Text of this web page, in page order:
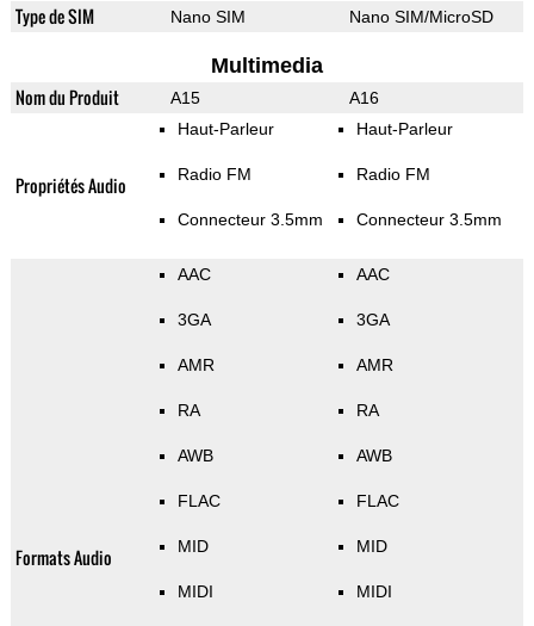
Type de SIM Nano SIM Nano SIM/MicroSD
Multimedia
Nom du Produit A15 A16
Propriétés Audio
Haut-Parleur
Radio FM
Connecteur 3.5mm
Haut-Parleur
Radio FM
Connecteur 3.5mm
Formats Audio
AAC
3GA
AMR
RA
AWB
FLAC
MID
MIDI
AAC
3GA
AMR
RA
AWB
FLAC
MID
MIDI